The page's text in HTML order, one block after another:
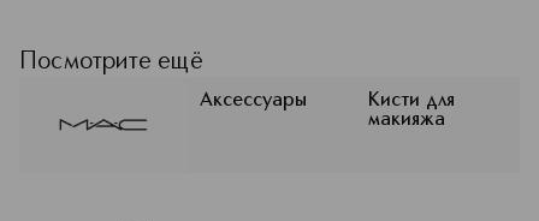
уважении к индивидуальности.
Миссия бренда — превратить
макияж в искусство для каждого
клиента. Авторитет MAC в
Посмотрите ещё
Аксессуары
Кисти для
макияжа